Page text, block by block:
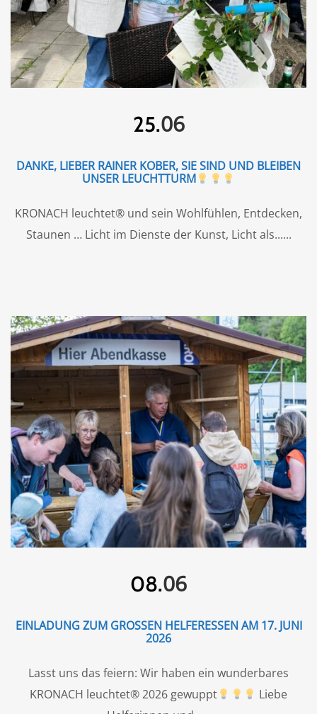
25.06
DANKE, LIEBER RAINER KOBER, SIE SIND UND BLEIBEN
UNSER LEUCHTTURM
KRONACH leuchtet® und sein Wohlfühlen, Entdecken,
Staunen … Licht im Dienste der Kunst, Licht als...
08.06
EINLADUNG ZUM GROSSEN HELFERESSEN AM 17. JUNI 2
026
Lasst uns das feiern: Wir haben ein wunderbares
KRONACH leuchtet® 2026 gewuppt
Liebe